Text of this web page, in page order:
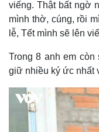
Kinh tế
Bất động sản
Khởi nghiệp
viếng. Thật bất ngờ
mình thờ, cúng, rồi
lễ, Tết mình sẽ lên
Trong 8 anh em
giữ nhiều ký ức nhất